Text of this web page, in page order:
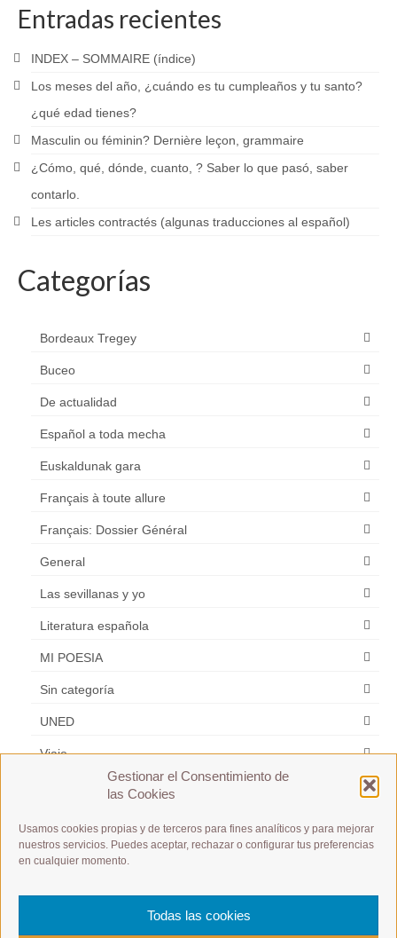
Gestionar el Consentimiento de
las Cookies
Usamos cookies propias y de terceros para fines analíticos y para mejorar
nuestros servicios. Puedes aceptar, rechazar o configurar tus preferencias
en cualquier momento.
Todas las cookies
Entradas recientes
INDEX – SOMMAIRE (índice)
Los meses del año, ¿cuándo es tu cumpleaños y tu santo?
¿qué edad tienes?
Masculin ou féminin? Dernière leçon, grammaire
¿Cómo, qué, dónde, cuanto, ? Saber lo que pasó, saber
contarlo.
Les articles contractés (algunas traducciones al español)
Categorías
Bordeaux Tregey
Buceo
De actualidad
Español a toda mecha
Euskaldunak gara
Français à toute allure
Français: Dossier Général
General
Las sevillanas y yo
Literatura española
MI POESIA
Sin categoría
UNED
Viaje
Etiquetas
A1 / A2 / B1 / B2 /C1 / C2 A1 Débutant es m
Español y Frances
Présentation à toute allure